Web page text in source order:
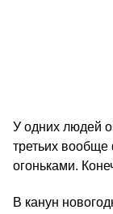
У одних людей
третьих вообще
огоньками.
В канун